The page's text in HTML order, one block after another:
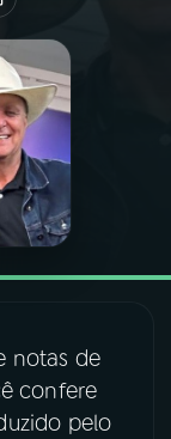
notas de
confere
pelo